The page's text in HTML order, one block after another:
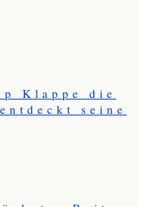
Klappe die
seine